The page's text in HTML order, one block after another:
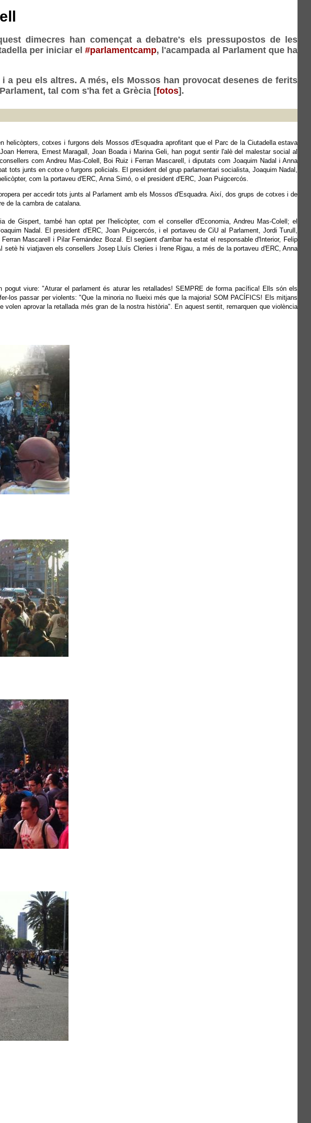
dimecres han començat a debatre's els pressupostos de les
per iniciar el#parlamentcamp, l'acampada al Parlament que ha
peu els altres. A més, els Mossos han provocat desenes de ferits
tal com s'ha fet a Grècia [fotos].
cotxes i furgons dels Mossos d'Esquadra aprofitant que el Parc de la Ciutadella estava
Herrera, Ernest Maragall, Joan Boada i Marina Geli, han pogut sentir l'alè del malestar social al
com Andreu Mas-Colell, Boi Ruiz i Ferran Mascarell, i diputats com Joaquim Nadal i Anna
tots junts en cotxe o furgons policials. El president del grup parlamentari socialista, Joaquim Nadal,
com la portaveu d'ERC, Anna Simó, o el president d'ERC, Joan Puigcercós.
per accedir tots junts al Parlament amb els Mossos d'Esquadra. Així, dos grups de cotxes i de
de la cambra de catalana.
Gispert, també han optat per l'helicòpter, com el conseller d'Economia, Andreu Mas-Colell; el
Nadal. El president d'ERC, Joan Puigcercós, i el portaveu de CiU al Parlament, Jordi Turull,
Mascarell i Pilar Fernández Bozal. El següent d'arribar ha estat el responsable d'Interior, Felip
hi viatjaven els consellers Josep Lluís Cleries i Irene Rigau, a més de la portaveu d'ERC, Anna
viure: "Aturar el parlament és aturar les retallades! SEMPRE de forma pacífica! Ells són els
los passar per violents: "Que la minoria no llueixi més que la majoria! SOM PACÍFICS! Els mitjans
aprovar la retallada més gran de la nostra història". En aquest sentit, remarquen que violència